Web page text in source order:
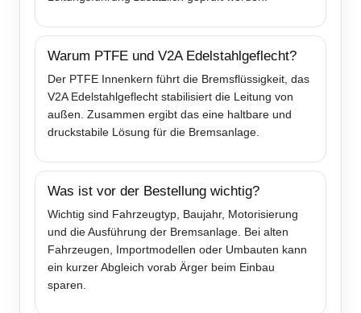
Warum PTFE und V2A Edelstahlgeflecht?
Der PTFE Innenkern führt die Bremsflüssigkeit, das
V2A Edelstahlgeflecht stabilisiert die Leitung von
außen. Zusammen ergibt das eine haltbare und
druckstabile Lösung für die Bremsanlage.
Was ist vor der Bestellung wichtig?
Wichtig sind Fahrzeugtyp, Baujahr, Motorisierung
und die Ausführung der Bremsanlage. Bei alten
Fahrzeugen, Importmodellen oder Umbauten kann
ein kurzer Abgleich vorab Ärger beim Einbau
sparen.